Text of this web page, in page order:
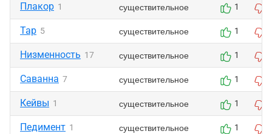
Плакор 1 существительное 1
Тар 5 существительное 1
Низменность 17 существительное 1
Саванна 7 существительное 1
Кейвы 1 существительное 1
Педимент 1 существительное 1